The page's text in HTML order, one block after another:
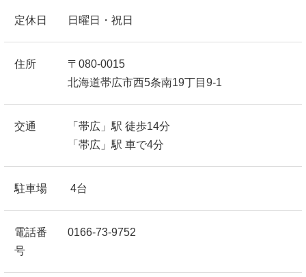
定休日 日曜日・祝日
住所
〒080-0015
北海道帯広市西5条南19丁目9-1
交通
「帯広」駅 徒歩14分
「帯広」駅 車で4分
駐車場 4台
電話番
号
0166-73-9752